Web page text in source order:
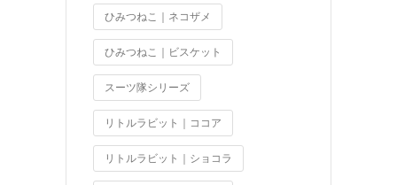
ひみつねこ｜ネコザメ
ひみつねこ｜ビスケット
スーツ隊シリーズ
リトルラビット｜ココア
リトルラビット｜ショコラ